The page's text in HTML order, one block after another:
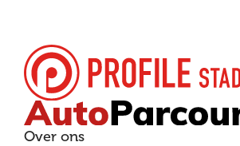
Over ons